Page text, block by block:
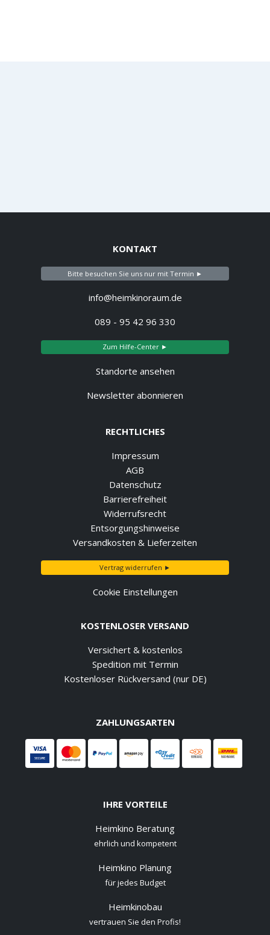
KONTAKT
Bitte besuchen Sie uns nur mit Termin ►
info@heimkinoraum.de
089 - 95 42 96 330
Zum Hilfe-Center ►
Standorte ansehen
Newsletter abonnieren
RECHTLICHES
Impressum
AGB
Datenschutz
Barrierefreiheit
Widerrufsrecht
Entsorgungshinweise
Versandkosten & Lieferzeiten
Vertrag widerrufen ►
Cookie Einstellungen
KOSTENLOSER VERSAND
Versichert & kostenlos
Spedition mit Termin
Kostenloser Rückversand (nur DE)
ZAHLUNGSARTEN
IHRE VORTEILE
Heimkino Beratung
ehrlich und kompetent
Heimkino Planung
für jedes Budget
Heimkinobau
vertrauen Sie den Profis!